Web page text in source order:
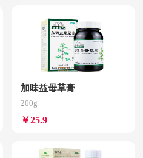
加味益母草膏
200g
￥25.9